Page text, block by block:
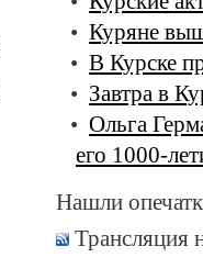
Куряне
В Курске
Завтра в
Ольга
его 1000-
Нашли
Трансляция